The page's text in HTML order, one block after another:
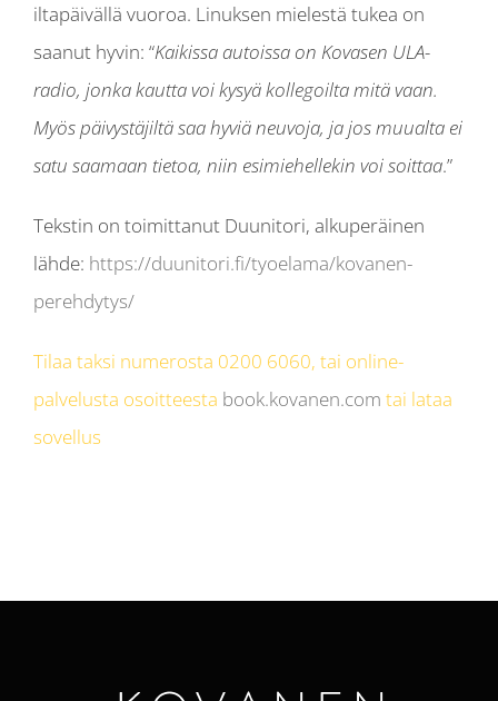
iltapäivällä vuoroa. Linuksen mielestä tukea on
saanut hyvin: “Kaikissa autoissa on Kovasen ULA-
radio, jonka kautta voi kysyä kollegoilta mitä vaan.
Myös päivystäjiltä saa hyviä neuvoja, ja jos muualta ei
satu saamaan tietoa, niin esimiehellekin voi soittaa.”
Tekstin on toimittanut Duunitori, alkuperäinen
lähde: https://duunitori.fi/tyoelama/kovanen-
perehdytys/
Tilaa taksi numerosta 0200 6060, tai online-
palvelusta osoitteesta book.kovanen.com tai lataa
sovellus